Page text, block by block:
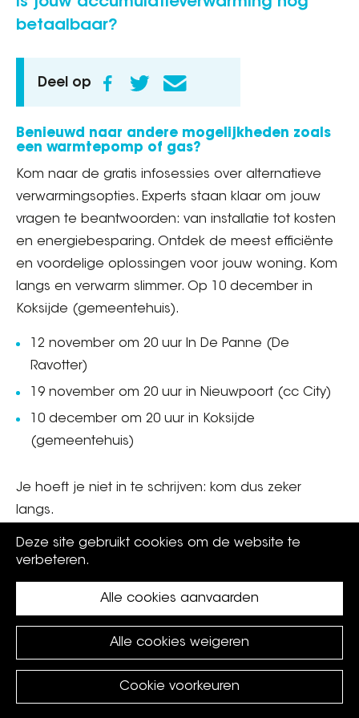
betaalbaar?
Deel op
Benieuwd naar andere mogelijkheden zoals
een warmtepomp of gas?
Kom naar de gratis infosessies over alternatieve
verwarmingsopties. Experts staan klaar om jouw
vragen te beantwoorden: van installatie tot kosten
en energiebesparing. Ontdek de meest efficiënte
en voordelige oplossingen voor jouw woning. Kom
langs en verwarm slimmer. Op 10 december in
Koksijde (gemeentehuis).
12 november om 20 uur In De Panne (De
Ravotter)
19 november om 20 uur in Nieuwpoort (cc City)
10 december om 20 uur in Koksijde
(gemeentehuis)
Je hoeft je niet in te schrijven: kom dus zeker
langs.
Meer info
2026.privacy policy
Deze site gebruikt cookies om de website te
verbeteren.
Cookie voorkeuren
Alle cookies weigeren
Alle cookies aanvaarden